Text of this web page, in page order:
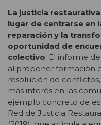
La justicia
lugar de centrarse en
reparación y la
oportunidad de
colectivo. El informe
al proponer formación
resolución de
más interés en las
ejemplo concreto de
Red de Justicia